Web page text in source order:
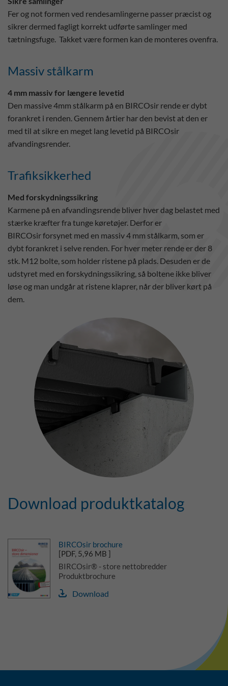
Fer og not formen ved rendesamlingerne passer præcist og
sikrer dermed fagligt korrekt udførte samlinger med
tætningsfuge. Takket være formen kan de monteres ovenfra.
Massiv stålkarm
4 mm massiv for længere levetid
Den massive 4mm stålkarm på en BIRCOsir rende er dybt
forankret i renden. Gennem årtier har den bevist at den er
med til at sikre en meget lang levetid på BIRCOsir
afvandingsrender.
Trafiksikkerhed
Med forskydningssikring
Karmene på en afvandingsrende bliver hver dag belastet med
stærke kræfter fra tunge køretøjer. Derfor er
BIRCOsir forsynet med en massiv 4 mm stålkarm, som er
dybt forankret i selve renden. For hver meter rende er der 8
stk. M12 bolte, som holder ristene på plads. Desuden er de
udstyret med en forskydningssikring, så boltene ikke bliver
løse og man undgår at ristene klaprer, når der bliver kørt på
dem.
Download produktkatalog
BIRCOsir brochure
[PDF, 5,96 MB ]
BIRCOsir® - store nettobredder
Produktbrochure
Download